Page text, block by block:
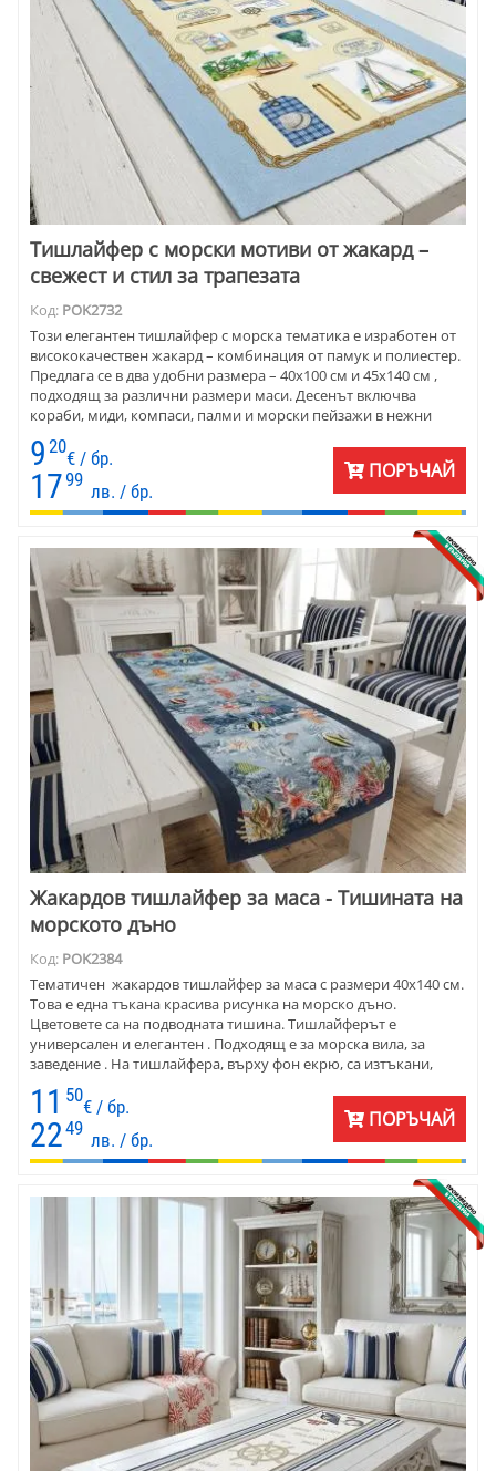
Тишлайфер с морски мотиви от жакард –
свежест и стил за трапезата
Код: POK2732
Този елегантен тишлайфер с морска тематика е изработен от
висококачествен жакард – комбинация от памук и полиестер.
Предлага се в два удобни размера – 40х100 см и 45х140 см ,
подходящ за различни размери маси. Десенът включва
кораби, миди, компаси, палми и морски пейзажи в нежни
нюанси на синьо, бежово и зелено, обрамчени с въжена
рамка. Подходящ е за интериори в крайморски, рустик или
модерен стил, както и за вили и ваканционни къщи.
Перфектен за създаване на усещане за летен бриз у дома.
9 20
€ / бр.
1799
лв. / бр.
ПОРЪЧАЙ
Жакардов тишлайфер за маса - Тишината на
морското дъно
Код: POK2384
Тематичен жакардов тишлайфер за маса с размери 40х140 см.
Това е една тъкана красива рисунка на морско дъно.
Цветовете са на подводната тишина. Тишлайферът е
универсален и елегантен . Подходящ е за морска вила, за
заведение . На тишлайфера, върху фон екрю, са изтъкани,
разноцветни рибки. Морскосин бордюр оформя картината и
придава завършеност. Материята е жакард, памук и
полиестер. Тишлайферът се поддържа се лесно.
11 50
€ / бр.
2249
лв. / бр.
ПОРЪЧАЙ